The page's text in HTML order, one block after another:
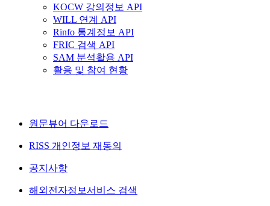
KOCW 강의정보 API
WILL 연계 API
Rinfo 통계정보 API
FRIC 검색 API
SAM 분석활용 API
활용 및 참여 현황
원문뷰어 다운로드
RISS 개인정보 재동의
공지사항
해외전자정보서비스 검색